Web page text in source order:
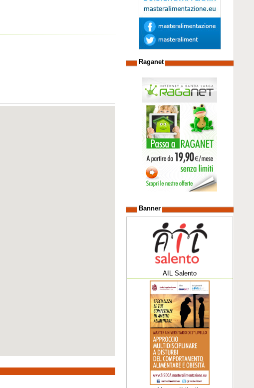
Raganet
Banner
AIL Salento